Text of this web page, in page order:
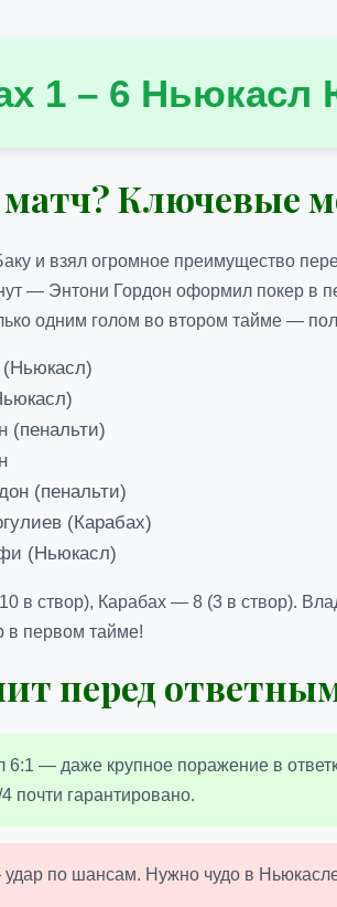
1 – 6 Ньюкасл
Ключевые
и взял огромное преимущество
— Энтони Гордон оформил покер в
одним голом во втором тайме —
(пенальти)
(пенальти)
(Карабах)
(Ньюкасл)
в створ), Карабах — 8 (3 в створ).
в первом тайме!
перед
6:1 — даже крупное поражение в
почти гарантировано.
по шансам. Нужно чудо в